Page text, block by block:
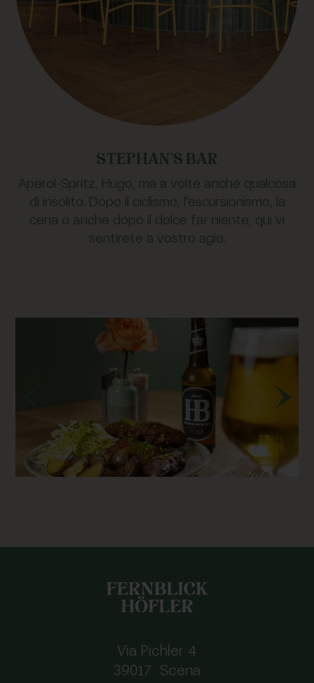
STEPHAN'S BAR
Aperol-Spritz, Hugo, ma a volte anche qualcosa
di insolito. Dopo il ciclismo, l'escursionismo, la
cena o anche dopo il dolce far niente, qui vi
sentirete a vostro agio.
Via Pichler 4
39017 Scena